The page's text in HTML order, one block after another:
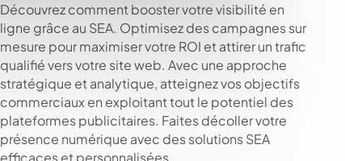
Découvrez comment booster votre visibilité en
ligne grâce au SEA. Optimisez des campagnes sur
mesure pour maximiser votre ROI et attirer un trafic
qualifié vers votre site web. Avec une approche
stratégique et analytique, atteignez vos objectifs
commerciaux en exploitant tout le potentiel des
plateformes publicitaires. Faites décoller votre
présence numérique avec des solutions SEA